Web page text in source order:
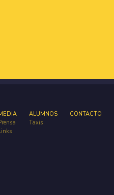
ALUMNOS
Taxis
CONTACTO